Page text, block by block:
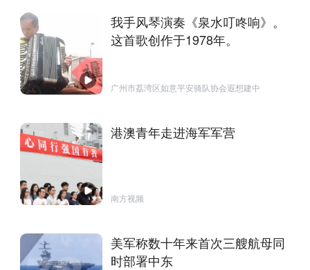
我手风琴演奏《泉水叮咚响》。
这首歌创作于1978年。
广州市荔湾区如意平安骑队协会遐想建中
港澳青年走进海军军营
南方视频
美军称数十年来首次三艘航母同
时部署中东